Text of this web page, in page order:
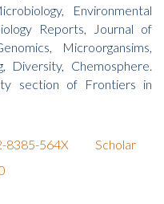
Environmental
Reports, Journal of
Microorgansims,
Diversity, Chemosphere.
section of Frontiers in
8385-564X
Scholar